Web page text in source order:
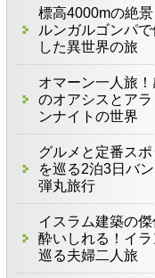
標高4000mの絶景
ルンガルゴンパで
した異世界の旅
オマーン一人旅！
のオアシスとアラ
ンナイトの世界
グルメと定番スポ
を巡る2泊3日バ
弾丸旅行
イスラム建築の傑
酔いしれる！イラ
巡る夫婦二人旅